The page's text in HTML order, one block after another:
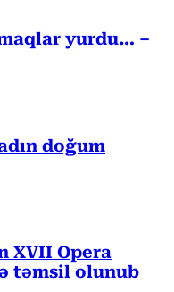
yurdu… –
doğum
XVII Opera
təmsil olunub